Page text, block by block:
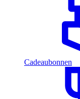
Cadeaubonnen